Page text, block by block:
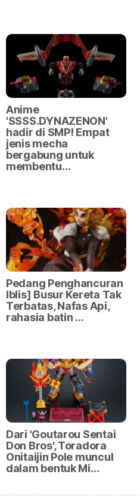
Anime
'SSSS.DYNAZENON'
hadir di SMP! Empat
jenis mecha
bergabung untuk
membentu…
Pedang Penghancuran
Iblis] Busur Kereta Tak
Terbatas, Nafas Api,
rahasia batin …
Dari 'Goutarou Sentai
Don Bros', Toradora
Onitaijin Pole muncul
dalam bentuk Mi…